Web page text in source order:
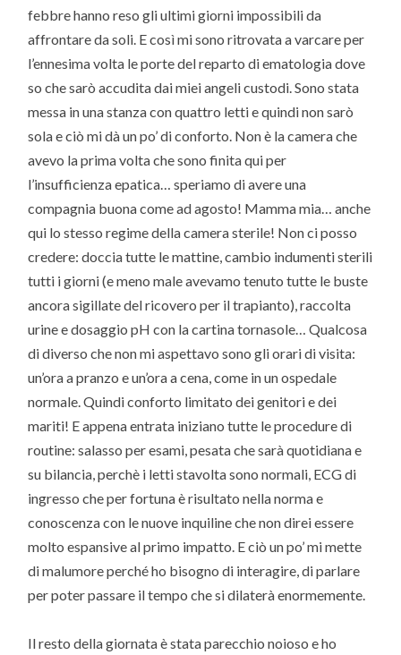
febbre hanno reso gli ultimi giorni impossibili da
affrontare da soli. E così mi sono ritrovata a varcare per
l’ennesima volta le porte del reparto di ematologia dove
so che sarò accudita dai miei angeli custodi. Sono stata
messa in una stanza con quattro letti e quindi non sarò
sola e ciò mi dà un po’ di conforto. Non è la camera che
avevo la prima volta che sono finita qui per
l’insufficienza epatica… speriamo di avere una
compagnia buona come ad agosto! Mamma mia… anche
qui lo stesso regime della camera sterile! Non ci posso
credere: doccia tutte le mattine, cambio indumenti sterili
tutti i giorni (e meno male avevamo tenuto tutte le buste
ancora sigillate del ricovero per il trapianto), raccolta
urine e dosaggio pH con la cartina tornasole… Qualcosa
di diverso che non mi aspettavo sono gli orari di visita:
un’ora a pranzo e un’ora a cena, come in un ospedale
normale. Quindi conforto limitato dei genitori e dei
mariti! E appena entrata iniziano tutte le procedure di
routine: salasso per esami, pesata che sarà quotidiana e
su bilancia, perchè i letti stavolta sono normali, ECG di
ingresso che per fortuna è risultato nella norma e
conoscenza con le nuove inquiline che non direi essere
molto espansive al primo impatto. E ciò un po’ mi mette
di malumore perché ho bisogno di interagire, di parlare
per poter passare il tempo che si dilaterà enormemente.
Il resto della giornata è stata parecchio noioso e ho